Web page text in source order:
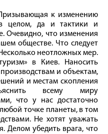
к изменению
целом, да и тактики и
Очевидно, что изменения
обществе. Что следует
неотложных мер.
в Киев. Наносить
и объектам,
и местам скопления
всему миру
что у нас достаточно
точке планеты, в том
Не хотят уважать
Делом убедить врага, что